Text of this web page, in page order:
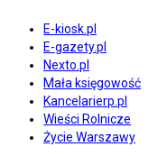
E-kiosk.pl
E-gazety.pl
Nexto.pl
Mała księgowość
Kancelarierp.pl
Wieści Rolnicze
Życie Warszawy